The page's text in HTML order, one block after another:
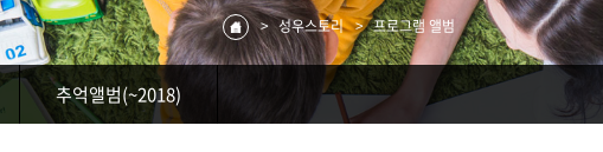
> 성우스토리 > 프로그램 앨범
추억앨범(~2018)